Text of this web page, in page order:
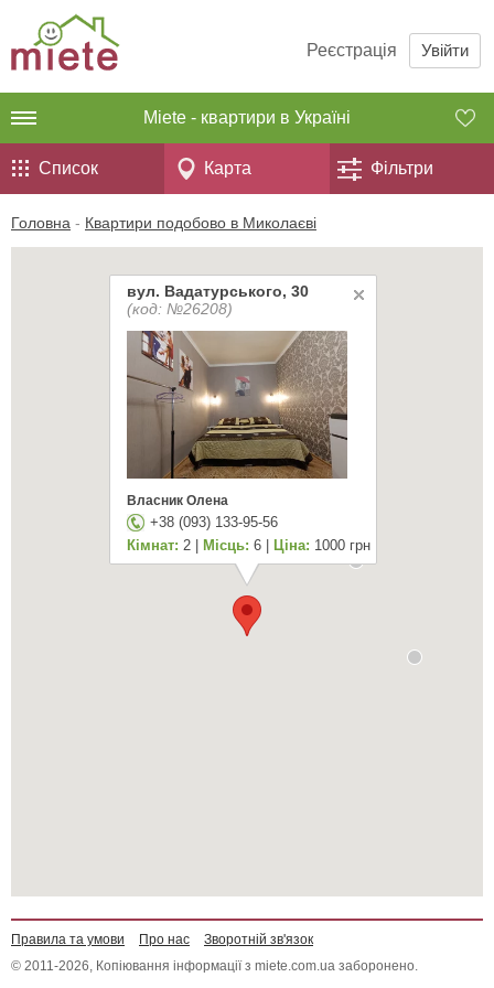
Реєстрація Увійти
Miete - квартири в Україні
Список Карта Фільтри
Головна - Квартири подобово в Миколаєві
вул. Вадатурського, 30
(код: №26208)
Власник Олена
+38 (093) 133-95-56
Кімнат: 2 | Місць: 6 | Ціна: 1000 грн
Правила та умови Про нас
Зворотній зв'язок
© 2011-2026, Копіювання інформації з miete.com.ua заборонено.